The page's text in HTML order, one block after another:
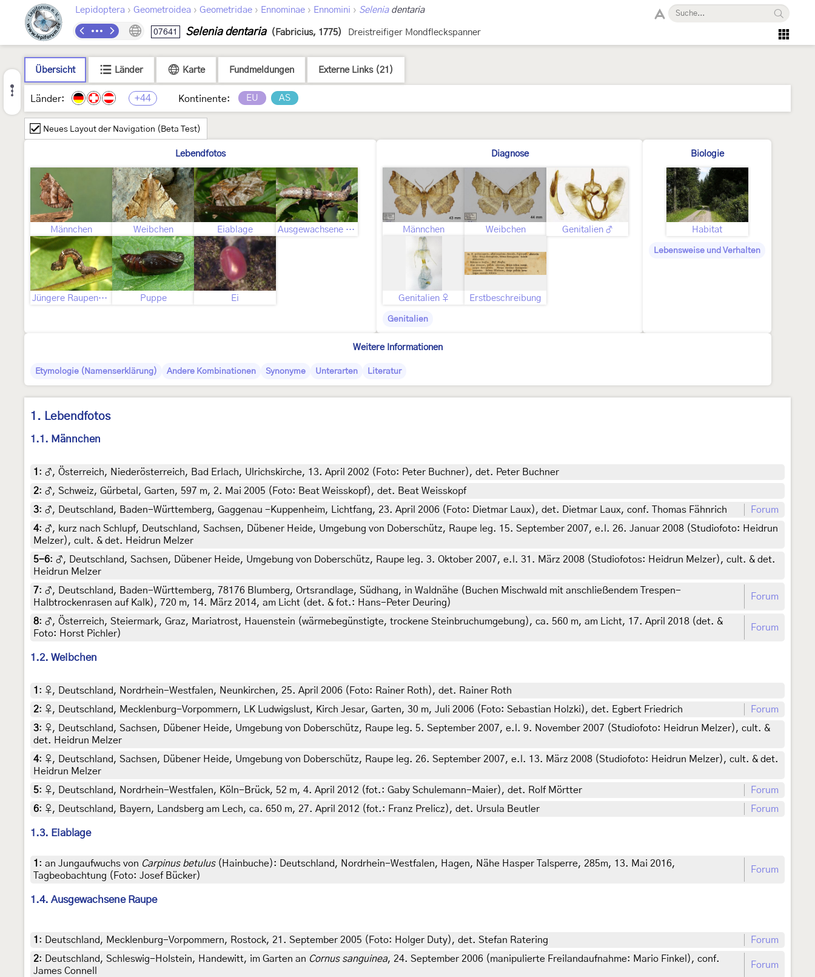
Lepidoptera › Geometroidea › Geometridae › Ennominae › Ennomini › Seleniadentaria
07641 Selenia dentaria (Fabricius, 1775) Dreistreifiger Mondfleckspanner
Übersicht Länder Karte Fundmeldungen Externe Links (21)
Länder: +44 Kontinente: EU AS
Neues Layout der Navigation (Beta Test)
Lebendfotos
Männchen Weibchen Eiablage Ausgewachsene Raupe
Jüngere Raupenstadien Puppe Ei
Diagnose
Männchen Weibchen Genitalien ♂
Genitalien ♀ Erstbeschreibung
Genitalien
Biologie
Habitat
Lebensweise und Verhalten
Weitere Informationen
Etymologie (Namenserklärung) Andere Kombinationen Synonyme Unterarten Literatur
1. Lebendfotos
1.1. Männchen
1 : ♂, Österreich, Niederösterreich, Bad Erlach, Ulrichskirche, 13. April 2002 (Foto: Peter Buchner), det. Peter Buchner
2: ♂, Schweiz, Gürbetal, Garten, 597 m, 2. Mai 2005 (Foto: Beat Weisskopf), det. Beat Weisskopf
3: ♂, Deutschland, Baden-Württemberg, Gaggenau -Kuppenheim, Lichtfang, 23. April 2006 (Foto: Dietmar Laux), det. Dietmar Laux, conf. Thomas Fähnrich
Forum
4: ♂, kurz nach Schlupf, Deutschland, Sachsen, Dübener Heide, Umgebung von Doberschütz, Raupe leg. 15. September 2007, e.l. 26. Januar 2008 (Studiofoto: Heidrun
Melzer), cult. & det. Heidrun Melzer
5-6: ♂, Deutschland, Sachsen, Dübener Heide, Umgebung von Doberschütz, Raupe leg. 3. Oktober 2007, e.l. 31. März 2008 (Studiofotos: Heidrun Melzer), cult. & det.
Heidrun Melzer
7: ♂, Deutschland, Baden-Württemberg, 78176 Blumberg, Ortsrandlage, Südhang, in Waldnähe (Buchen Mischwald mit anschließendem Trespen-
Halbtrockenrasen auf Kalk), 720 m, 14. März 2014, am Licht (det. & fot.: Hans-Peter Deuring)
Forum
8: ♂, Österreich, Steiermark, Graz, Mariatrost, Hauenstein (wärmebegünstigte, trockene Steinbruchumgebung), ca. 560 m, am Licht, 17. April 2018 (det. &
Foto: Horst Pichler)
Forum
1.2. Weibchen
1 : ♀, Deutschland, Nordrhein-Westfalen, Neunkirchen, 25. April 2006 (Foto: Rainer Roth), det. Rainer Roth
2: ♀, Deutschland, Mecklenburg-Vorpommern, LK Ludwigslust, Kirch Jesar, Garten, 30 m, Juli 2006 (Foto: Sebastian Holzki), det. Egbert Friedrich
Forum
3: ♀, Deutschland, Sachsen, Dübener Heide, Umgebung von Doberschütz, Raupe leg. 5. September 2007, e.l. 9. November 2007 (Studiofoto: Heidrun Melzer), cult. &
det. Heidrun Melzer
4: ♀, Deutschland, Sachsen, Dübener Heide, Umgebung von Doberschütz, Raupe leg. 26. September 2007, e.l. 13. März 2008 (Studiofoto: Heidrun Melzer), cult. & det.
Heidrun Melzer
5: ♀, Deutschland, Nordrhein-Westfalen, Köln-Brück, 52 m, 4. April 2012 (fot.: Gaby Schulemann-Maier), det. Rolf Mörtter
Forum
6: ♀, Deutschland, Bayern, Landsberg am Lech, ca. 650 m, 27. April 2012 (fot.: Franz Prelicz), det. Ursula Beutler Forum
1.3. Eiablage
1 : an Jungaufwuchs von Carpinus betulus(Hainbuche): Deutschland, Nordrhein-Westfalen, Hagen, Nähe Hasper Talsperre, 285m, 13. Mai 2016,
Tagbeobachtung (Foto: Josef Bücker)
Forum
1.4. Ausgewachsene Raupe
1 : Deutschland, Mecklenburg-Vorpommern, Rostock, 21. September 2005 (Foto: Holger Duty), det. Stefan Ratering
Forum
2: Deutschland, Schleswig-Holstein, Handewitt, im Garten an Cornus sanguinea, 24. September 2006 (manipulierte Freilandaufnahme: Mario Finkel), conf.
James Connell
Forum